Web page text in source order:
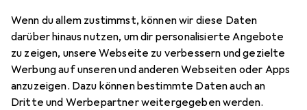
Wenn du allem zustimmst, können wir diese Daten
darüber hinaus nutzen, um dir personalisierte Angebote
zu zeigen, unsere Webseite zu verbessern und gezielte
Werbung auf unseren und anderen Webseiten oder Apps
anzuzeigen. Dazu können bestimmte Daten auch an
Dritte und Werbepartner weitergegeben werden.
4
Bewertungen